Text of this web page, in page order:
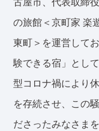
の旅館＜京町家 楽
東町＞を運営してお
験できる宿」とし
型コロナ禍により
を存続させ、この
ださったみなさま